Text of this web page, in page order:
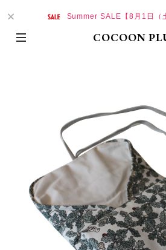
Summer SALE【8月1日（
COCOON